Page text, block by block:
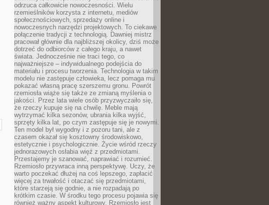
odrzuca całkowicie nowoczesności. Wielu
rzemieślników korzysta z internetu, mediów
społecznościowych, sprzedaży online i
nowoczesnych narzędzi projektowych. To ciekawe
połączenie tradycji z technologią. Dawniej mistrz
pracował głównie dla najbliższej okolicy, dziś może
dotrzeć do odbiorców z całego kraju, a nawet
świata. Jednocześnie nie traci tego, co
najważniejsze – indywidualnego podejścia do
materiału i procesu tworzenia. Technologia w takim
modelu nie zastępuje człowieka, lecz pomaga mu
pokazać własną pracę szerszemu gronu. Powrót
rzemiosła wiąże się także ze zmianą myślenia o
jakości. Przez lata wiele osób przyzwyczaiło się,
że rzeczy kupuje się na chwilę. Meble mają
wytrzymać kilka sezonów, ubrania kilka wyjść,
sprzęty kilka lat, po czym zastępuje się je nowymi.
Ten model był wygodny i z pozoru tani, ale z
czasem okazał się kosztowny środowiskowo,
estetycznie i psychologicznie. Życie wśród rzeczy
jednorazowych osłabia więź z przedmiotami.
Przestajemy je szanować, naprawiać i rozumieć.
Rzemiosło przywraca inną perspektywę. Uczy, że
warto poczekać dłużej na coś lepszego, zapłacić
więcej za trwałość i otaczać się przedmiotami,
które starzeją się godnie, a nie rozpadają po
krótkim czasie. W środku tego procesu pojawia się
również ważny aspekt kulturowy. Rzemiosło jest